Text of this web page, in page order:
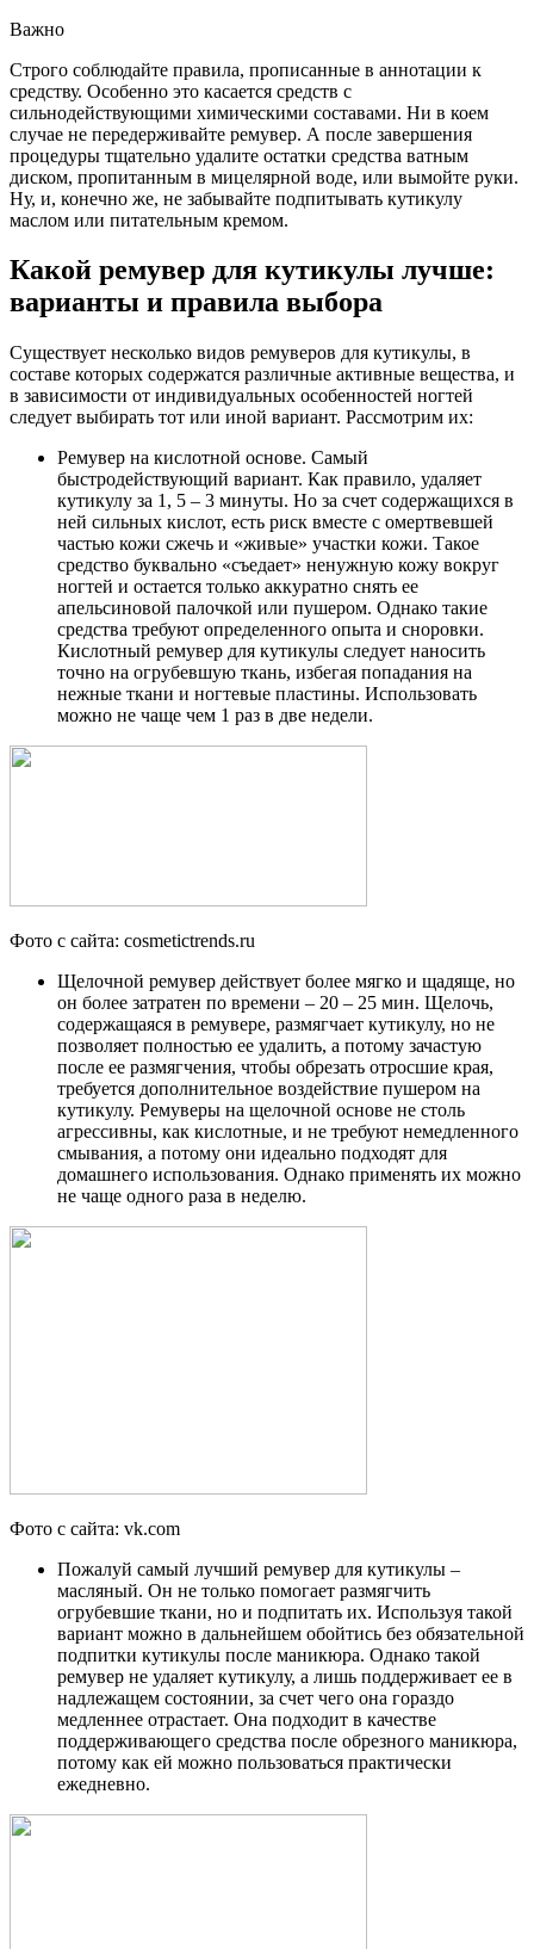
Важно
Строго соблюдайте правила, прописанные в аннотации к
средству. Особенно это касается средств с
сильнодействующими химическими составами. Ни в коем
случае не передерживайте ремувер. А после завершения
процедуры тщательно удалите остатки средства ватным
диском, пропитанным в мицелярной воде, или вымойте руки.
Ну, и, конечно же, не забывайте подпитывать кутикулу
маслом или питательным кремом.
Какой ремувер для кутикулы лучше:
варианты и правила выбора
Существует несколько видов ремуверов для кутикулы, в
составе которых содержатся различные активные вещества, и
в зависимости от индивидуальных особенностей ногтей
следует выбирать тот или иной вариант. Рассмотрим их:
Ремувер на кислотной основе. Самый
быстродействующий вариант. Как правило, удаляет
кутикулу за 1, 5 – 3 минуты. Но за счет содержащихся в
ней сильных кислот, есть риск вместе с омертвевшей
частью кожи сжечь и «живые» участки кожи. Такое
средство буквально «съедает» ненужную кожу вокруг
ногтей и остается только аккуратно снять ее
апельсиновой палочкой или пушером. Однако такие
средства требуют определенного опыта и сноровки.
Кислотный ремувер для кутикулы следует наносить
точно на огрубевшую ткань, избегая попадания на
нежные ткани и ногтевые пластины. Использовать
можно не чаще чем 1 раз в две недели.
Фото с сайта: cosmetictrends.ru
Щелочной ремувер действует более мягко и щадяще, но
он более затратен по времени – 20 – 25 мин. Щелочь,
содержащаяся в ремувере, размягчает кутикулу, но не
позволяет полностью ее удалить, а потому зачастую
после ее размягчения, чтобы обрезать отросшие края,
требуется дополнительное воздействие пушером на
кутикулу. Ремуверы на щелочной основе не столь
агрессивны, как кислотные, и не требуют немедленного
смывания, а потому они идеально подходят для
домашнего использования. Однако применять их можно
не чаще одного раза в неделю.
Фото с сайта: vk.com
Пожалуй самый лучший ремувер для кутикулы –
масляный. Он не только помогает размягчить
огрубевшие ткани, но и подпитать их. Используя такой
вариант можно в дальнейшем обойтись без обязательной
подпитки кутикулы после маникюра. Однако такой
ремувер не удаляет кутикулу, а лишь поддерживает ее в
надлежащем состоянии, за счет чего она гораздо
медленнее отрастает. Она подходит в качестве
поддерживающего средства после обрезного маникюра,
потому как ей можно пользоваться практически
ежедневно.